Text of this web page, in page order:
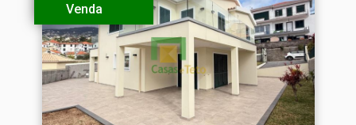
Venda